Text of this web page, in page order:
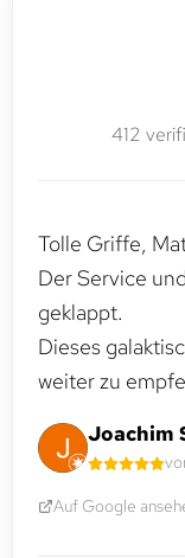
412
Tolle Griffe,
Der Service
geklappt.
Dieses
weiter zu
Joachim
Auf Google